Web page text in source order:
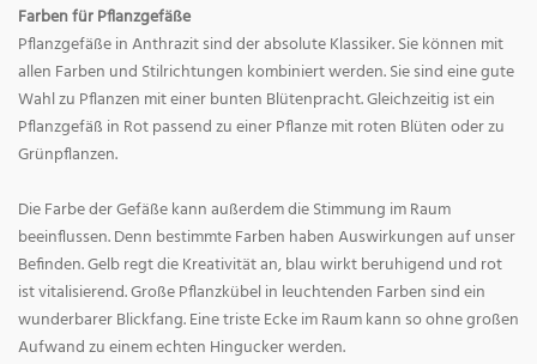
Farben für Pflanzgefäße
Pflanzgefäße in Anthrazit sind der absolute Klassiker. Sie können mit
allen Farben und Stilrichtungen kombiniert werden. Sie sind eine gute
Wahl zu Pflanzen mit einer bunten Blütenpracht. Gleichzeitig ist ein
Pflanzgefäß in Rot passend zu einer Pflanze mit roten Blüten oder zu
Grünpflanzen.
Die Farbe der Gefäße kann außerdem die Stimmung im Raum
beeinflussen. Denn bestimmte Farben haben Auswirkungen auf unser
Befinden. Gelb regt die Kreativität an, blau wirkt beruhigend und rot
ist vitalisierend. Große Pflanzkübel in leuchtenden Farben sind ein
wunderbarer Blickfang. Eine triste Ecke im Raum kann so ohne großen
Aufwand zu einem echten Hingucker werden.